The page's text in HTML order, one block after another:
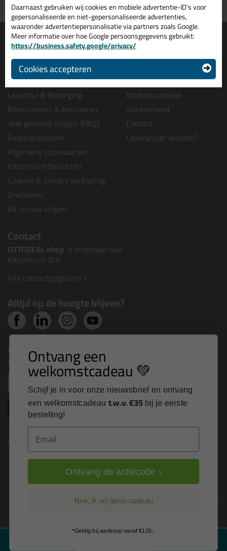
uit voorraad leverbaar wanneer je afhaalt
Informatie
Tips en tricks
Keuzehulpen
Acties
Levertijd & Bezorging
Retourneren & Annuleren
Veel gestelde vragen (FAQ)
Bestelprocedure
Algemene voorwaarden
Kitcentrum berichten
Cookies & privacy verklaring
Disclaimer
Kit cursus volgen
Over ons
Wie wij zijn?
Vacatures bij kitcentrum.nl
Over Kitcentrum.nl
Maatschappelijk
Winkelmand
Contact
Leverancier worden?
Contact
OTTOSEAL shop is onderdeel van
Kitcentrum B.V.
Alle contactgegevens >
Altijd op de hoogte blijven?
Nieuws, tips en exclusieve deals rechtstreeks in je
inbox
Inschrijven
Kitcentrum is trots op:
Alle prijzen zijn in EURO en excl. 21% BTW
Daarnaast gebruiken wij cookies en mobiele advertentie-ID’s voor
gepersonaliseerde en niet-gepersonaliseerde advertenties,
waaronder advertentiepersonalisatie via partners zoals Google.
Meer informatie over hoe Google persoonsgegevens gebruikt:
https://business.safety.google/privacy/
Cookies accepteren
Ontvang een
welkomstcadeau 💚
Schijf je in voor onze nieuwsbrief en ontvang
een welkomstcadeau t.w.v. €35 bij je eerste
bestelling!
Email
Ontvang de actiecode ›
Nee, ik wil geen cadeau
*Geldig bij aankoop vanaf €125,-